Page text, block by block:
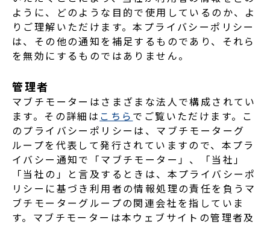
ように、どのような目的で使用しているのか、よ
りご理解いただけます。本プライバシーポリシー
は、その他の通知を補足するものであり、それら
を無効にするものではありません。
管理者
マブチモーターはさまざまな法人で構成されてい
ます。その詳細は こちら でご覧いただけます。こ
のプライバシーポリシーは、マブチモーターグ
ループを代表して発行されていますので、本プラ
イバシー通知で「マブチモーター」、「当社」
「当社の」と言及するときは、本プライバシーポ
リシーに基づき利用者の情報処理の責任を負うマ
ブチモーターグループの関連会社を指していま
す。マブチモーターは本ウェブサイトの管理者及